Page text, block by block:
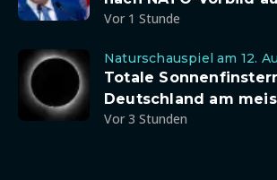
Vor 1 Stunde
Naturschauspiel am 12.
Totale
Deutschland am
Vor 3 Stunden